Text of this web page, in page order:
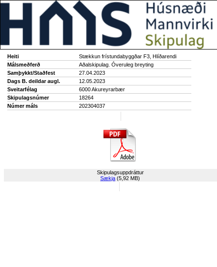
Heiti
Stækkun frístundabyggðar F3, Hlíðarendi
Málsmeðferð
Aðalskipulag. Óveruleg breyting
Samþykkt/Staðfest
27.04.2023
Dags B. deildar augl.
12.05.2023
Sveitarfélag
6000 Akureyrarbær
Skipulagsnúmer
18264
Númer máls
202304037
Skipulagsuppdráttur
Sækja (5,92 MB)